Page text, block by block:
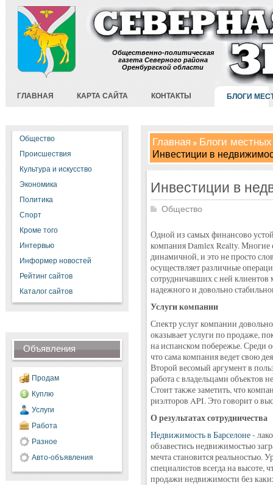
Общественно-политическая
газета Северного района
Оренбургской области
ГЛАВНАЯ КАРТА САЙТА КОНТАКТЫ БЛОГИ
Общество
Происшествия
Культура и искусство
Экономика
Политика
Спорт
Кроме того
Интервью
Информер новостей
Рейтинг сайтов
Каталог сайтов
Объявления
Продам
Куплю
Услуги
Работа
Разное
Авто-объявления
Главная Блоги
Инвестиции в
Инвестиции в
Общество
Одной из самых финансово
компания Damlex Realty.
динамичной, и это не просто
осуществляет различные
сотрудничавших с ней клиентов
надежного и довольно
Услуги компании
Спектр услуг компании
оказывает услуги по продаже,
на испанском побережье. Среди
что сама компания ведет свою
Второй весомый аргумент в
работа с владельцами
Стоит также заметить, что
риэлторов API. Это говорит о
О результатах сотрудничества
Недвижимость в Барселоне-
обзавестись недвижимостью
мечта становится реальностью.
специалистов всегда на высоте,
продажи недвижимости без